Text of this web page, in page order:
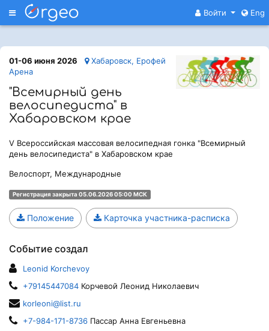
Меню Войти Eng
01-06 июня 2026
Хабаровск, Ерофей
Арена
"Всемирный день
велосипедиста" в
Хабаровском крае
V Всероссийская массовая велосипедная гонка "Всемирный
день велосипедиста" в Хабаровском крае
Велоспорт, Международные
Регистрация закрыта 05.06.2026 05:00 МСК
Положение Карточка участника-расписка
Событие создал
Leonid Korchevoy
+79145447084 Корчевой Леонид Николаевич
korleoni@list.ru
+7-984-171-8736 Пассар Анна Евгеньевна